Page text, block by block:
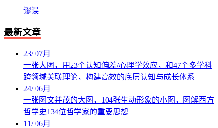
谬误
最新文章
23/07月
一张大图，用23个认知偏差/心理学效应，和47个多学科
跨领域关联理论，构建高效的底层认知与成长体系
24/06月
一张图文并茂的大图，104张生动形象的小图，图解西方
哲学史134位哲学家的重要思想
11/06月